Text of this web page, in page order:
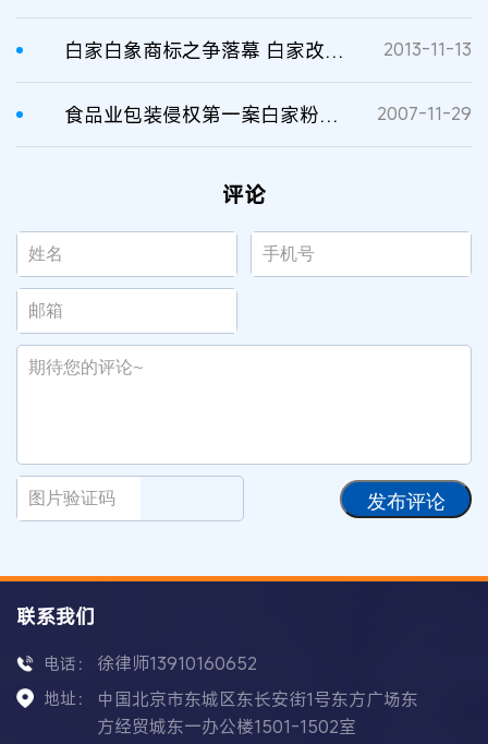
白家白象商标之争落幕 白家改名“白家陈记” 2013-11-13
食品业包装侵权第一案白家粉丝起诉白象 2007-11-29
评论
发布评论
联系我们
电话： 徐律师13910160652
地址：
中国北京市东城区东长安街1号东方广场东
方经贸城东一办公楼1501-1502室